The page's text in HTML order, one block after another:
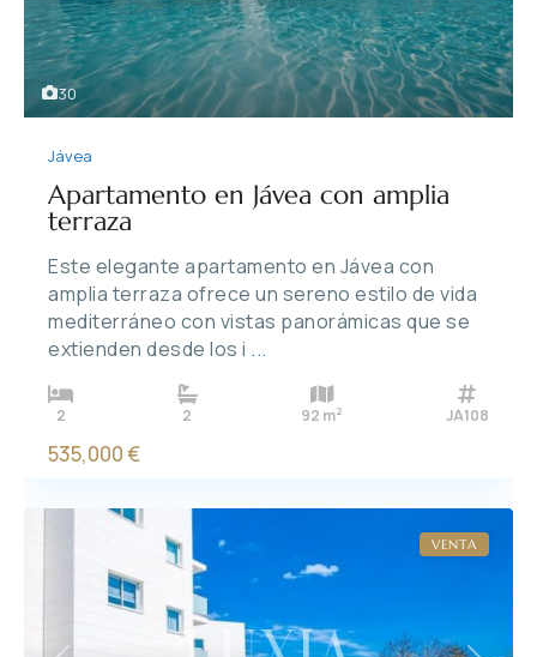
30
Jávea
Apartamento en Jávea con amplia
terraza
Este elegante apartamento en Jávea con
amplia terraza ofrece un sereno estilo de vida
mediterráneo con vistas panorámicas que se
extienden desde los i ...
2 2 92 m2 JA108
535,000 €
VENTA